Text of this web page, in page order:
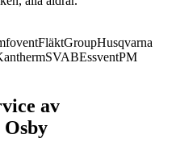
FläktGroupHusqvarna
SVABEssventPM
av
Osby